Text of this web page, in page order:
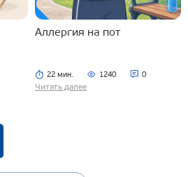
Аллергия на пот
22 мин. 1240 0
Читать далее